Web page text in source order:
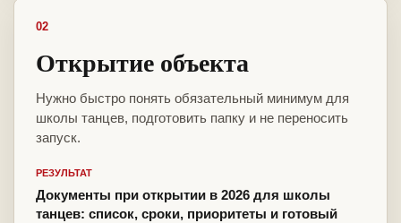
02
Открытие объекта
Нужно быстро понять обязательный минимум для
школы танцев, подготовить папку и не переносить
запуск.
РЕЗУЛЬТАТ
Документы при открытии в 2026 для школы
танцев: список, сроки, приоритеты и готовый